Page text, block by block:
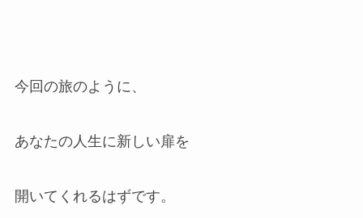
今回の旅のように、
あなたの人生に新しい扉を
開いてくれるはずです。